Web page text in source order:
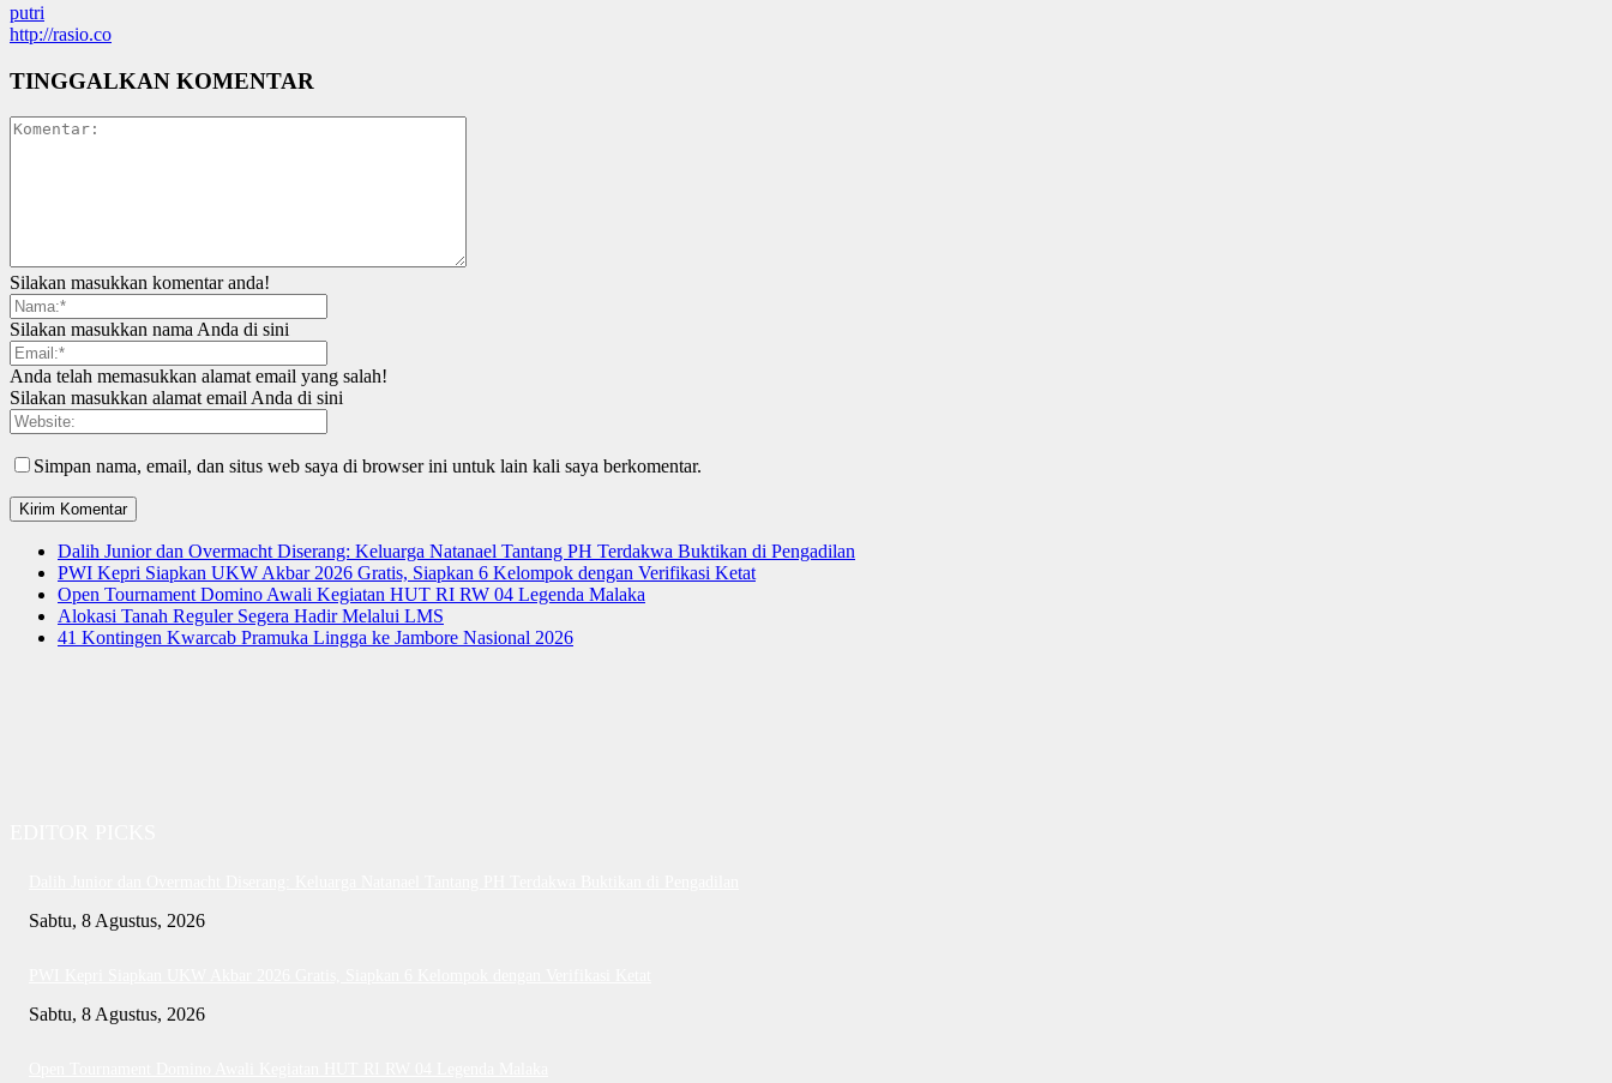
putri
http://rasio.co
TINGGALKAN KOMENTAR
Silakan masukkan komentar anda!
Silakan masukkan nama Anda di sini
Anda telah memasukkan alamat email yang salah!
Silakan masukkan alamat email Anda di sini
Simpan nama, email, dan situs web saya di browser ini untuk lain kali saya berkomentar.
Dalih Junior dan Overmacht Diserang: Keluarga Natanael Tantang PH Terdakwa Buktikan di Pengadilan
PWI Kepri Siapkan UKW Akbar 2026 Gratis, Siapkan 6 Kelompok dengan Verifikasi Ketat
Open Tournament Domino Awali Kegiatan HUT RI RW 04 Legenda Malaka
Alokasi Tanah Reguler Segera Hadir Melalui LMS
41 Kontingen Kwarcab Pramuka Lingga ke Jambore Nasional 2026
Sabtu, 8 Agustus, 2026
Sabtu, 8 Agustus, 2026